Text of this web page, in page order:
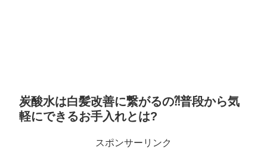
炭酸水は白髪改善に繋がるの⁈普段から気
軽にできるお手入れとは?
スポンサーリンク